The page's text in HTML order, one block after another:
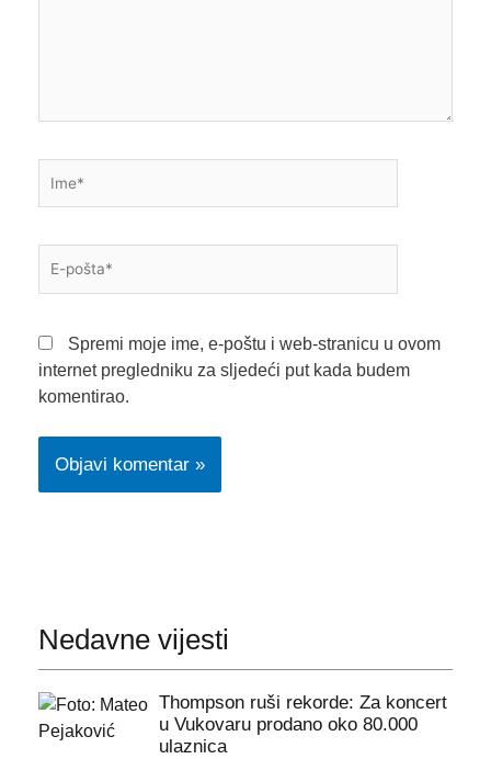
pošta*
Spremi moje ime, e-poštu i web-stranicu u ovom
internet pregledniku za sljedeći put kada budem
komentirao.
Nedavne vijesti
Thompson ruši rekorde: Za koncert
u Vukovaru prodano oko 80.000
ulaznica